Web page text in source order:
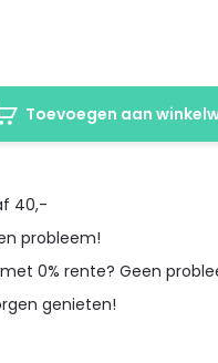
Toevoegen aan
40,-
probleem!
0% rente? Geen
genieten!